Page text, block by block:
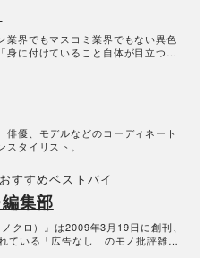
業界でもマスコミ業界でもない異色
身に付けていること自体が目立つモ
勢を一貫して取り続けている。執筆
の専門学校で近現代ファッション史
LEXUSやGMOグループ、ASICSな
演実績や、伊勢丹、阪急などの百貨
も多数。テレビ番組では「マツコの
出演。近年は靴や服のブランドのア
俳優、モデルなどのコーディネート
スタイリスト。
すすめベストバイ
集部
クロ）』は2009年3月19日に創刊、
ている「広告なし」のモノ批評雑誌